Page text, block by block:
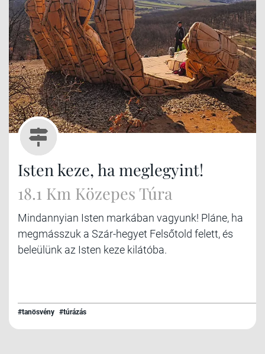
Isten keze, ha meglegyint!
18.1 Km Közepes Túra
Mindannyian Isten markában vagyunk! Pláne, ha
megmásszuk a Szár-hegyet Felsőtold felett, és
beleülünk az Isten keze kilátóba.
#tanösvény #túrázás